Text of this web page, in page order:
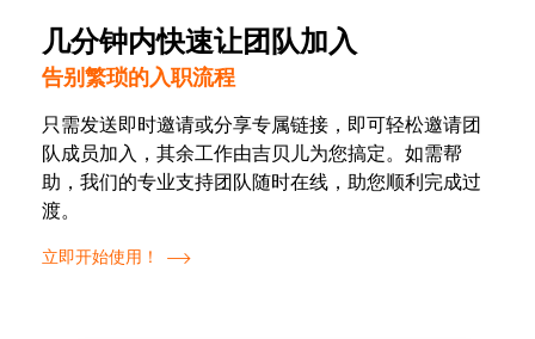
几分钟内快速让团队加入
告别繁琐的入职流程
只需发送即时邀请或分享专属链接，即可轻松邀请团
队成员加入，其余工作由吉贝儿为您搞定。如需帮
助，我们的专业支持团队随时在线，助您顺利完成过
渡。
立即开始使用！